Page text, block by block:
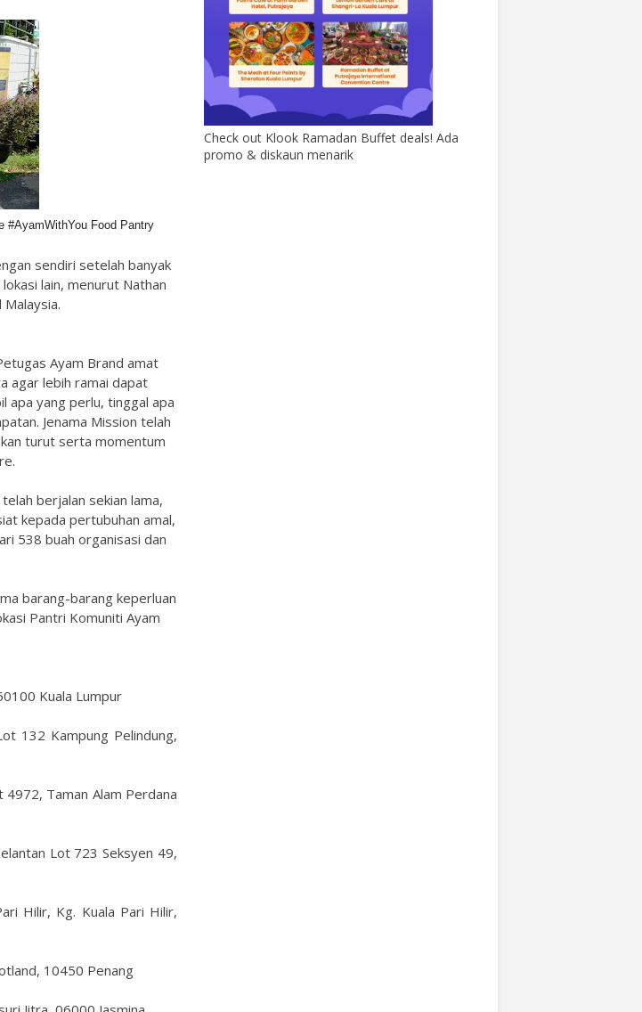
#AyamWithYou Food Pantry
sendiri setelah banyak
lain, menurut Nathan
Ayam Brand amat
agar lebih ramai dapat
apa yang perlu, tinggal apa
Jenama Mission telah
turut serta momentum
berjalan sekian lama,
kepada pertubuhan amal,
538 buah organisasi dan
barang-barang keperluan
Pantri Komuniti Ayam
Kuala Lumpur
132 Kampung Pelindung,
4972, Taman Alam Perdana
Lot 723 Seksyen 49,
Hilir, Kg. Kuala Pari Hilir,
10450 Penang
Check out Klook Ramadan Buffet deals! Ada
promo & diskaun menarik